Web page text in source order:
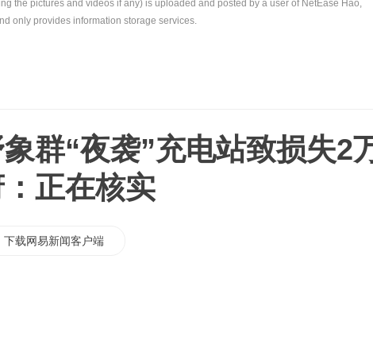
the pictures and videos if any) is uploaded and posted by a user of NetEase Hao,
only provides information storage services.
群“夜袭”充电站致损失2
正在核实
下载网易新闻客户端